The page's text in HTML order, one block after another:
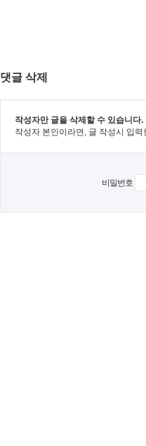
댓글 삭제
작성자만 글을 삭제할 수 있습니다.
작성자 본인이라면, 글 작성시 입
비밀번호